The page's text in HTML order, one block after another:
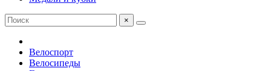
×
Велоспорт
Велосипеды